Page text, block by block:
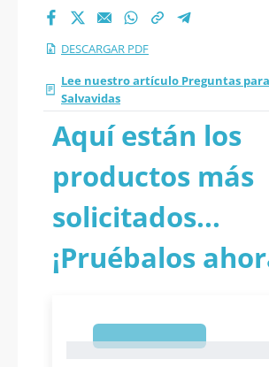
DESCARGAR PDF
Lee nuestro artículo Preguntas
Salvavidas
Aquí están los
productos más
solicitados...
¡Pruébalos